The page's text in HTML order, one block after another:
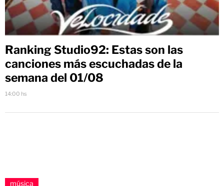
Ranking Studio92: Estas son las
canciones más escuchadas de la
semana del 01/08
14:00 hs
música